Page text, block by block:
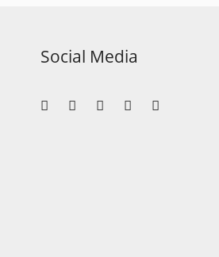
Social Media